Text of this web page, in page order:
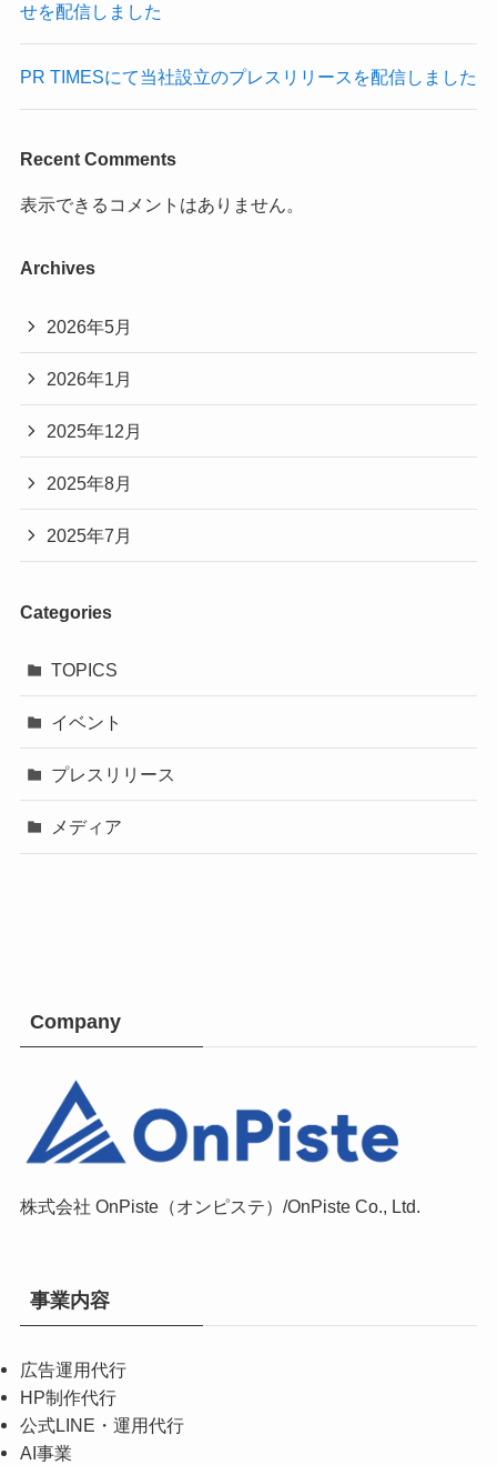
せを配信しました
PR TIMESにて当社設立のプレスリリースを配信しました
Recent Comments
表示できるコメントはありません。
Archives
2026年5月
2026年1月
2025年12月
2025年8月
2025年7月
Categories
TOPICS
イベント
プレスリリース
メディア
Company
株式会社 OnPiste（オンピステ）/OnPiste Co., Ltd.
事業内容
広告運用代行
HP制作代行
公式LINE・運用代行
AI事業